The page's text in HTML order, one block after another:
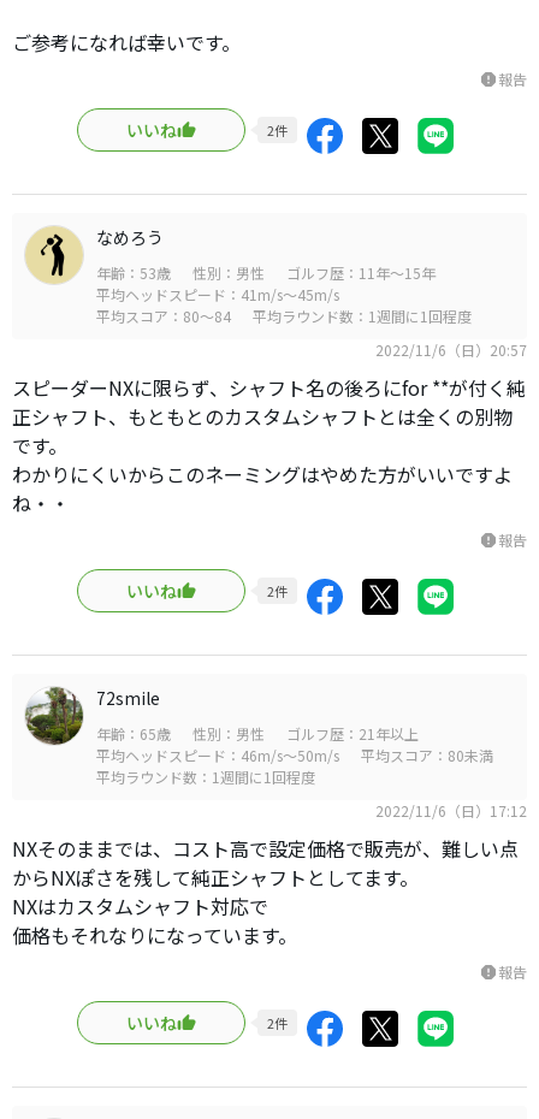
ご参考になれば幸いです。
report報告
いいね 2件
なめろう
年齢：53歳 性別：男性
ゴルフ歴：11年～15年
平均ヘッドスピード：41m/s～45m/s
平均スコア：80～84
平均ラウンド数：1週間に1回程度
2022/11/6（日）20:57
スピーダーNXに限らず、シャフト名の後ろにfor **が付く純
正シャフト、もともとのカスタムシャフトとは全くの別物
です。
わかりにくいからこのネーミングはやめた方がいいですよ
ね・・
report報告
いいね 2件
72smile
年齢：65歳 性別：男性
ゴルフ歴：21年以上
平均ヘッドスピード：46m/s～50m/s
平均スコア：80未満
平均ラウンド数：1週間に1回程度
2022/11/6（日）17:12
NXそのままでは、コスト高で設定価格で販売が、難しい点
からNXぽさを残して純正シャフトとしてます。
NXはカスタムシャフト対応で
価格もそれなりになっています。
report報告
いいね 2件